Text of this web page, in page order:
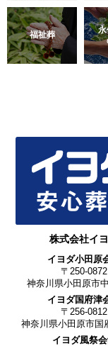
福祉葬
永
株式会社イ
イヨダ小田原
〒250-0872
神奈川県小田原市
イヨダ国府津
〒256-0812
神奈川県小田原市国
イヨダ風祭